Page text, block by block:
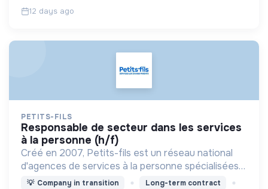
12 days ago
PETITS-FILS
responsable de secteur dans les services
à la personne (h/f)
Créé en 2007, Petits-fils est un réseau national
d'agences de services à la personne spécialisées
dans l'aide à domicile pour les personnes âgées.
💡 Company in transition Long-term contract